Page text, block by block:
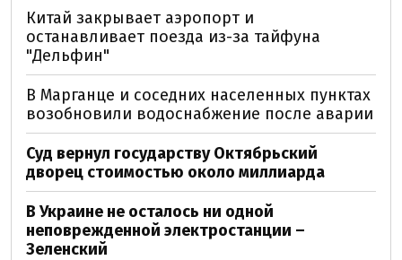
Китай закрывает аэропорт и
останавливает поезда из-за тайфуна
"Дельфин"
В Марганце и соседних населенных пунктах
возобновили водоснабжение после аварии
Суд вернул государству Октябрьский
дворец стоимостью около миллиарда
В Украине не осталось ни одной
неповрежденной электростанции –
Зеленский